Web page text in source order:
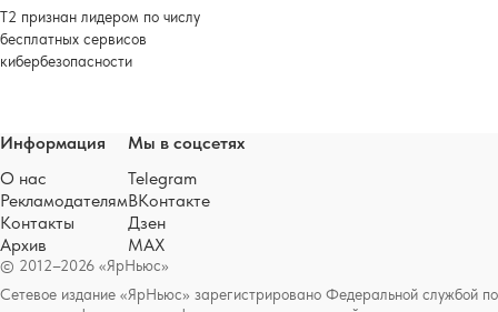
Т2 признан лидером по числу
бесплатных сервисов
кибербезопасности
© 2012–2026 «ЯрНьюс»
Сетевое издание «ЯрНьюс» зарегистрировано Федеральной службой по
Информация
О нас
Рекламодателям
Контакты
Архив
Мы в соцсетях
Telegram
ВКонтакте
Дзен
MAX